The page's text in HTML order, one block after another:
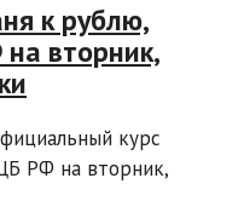
к рублю,
вторник,
курс
РФ на вторник,